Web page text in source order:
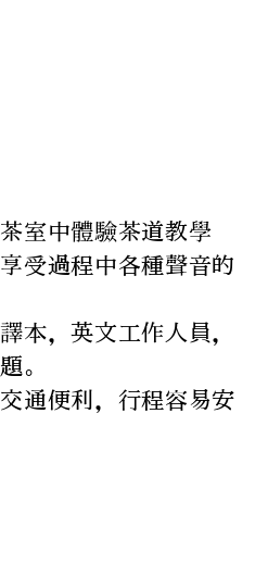
室中體驗茶道教學
受過程中各種聲音的
本，英文工作人員，
。
通便利，行程容易安